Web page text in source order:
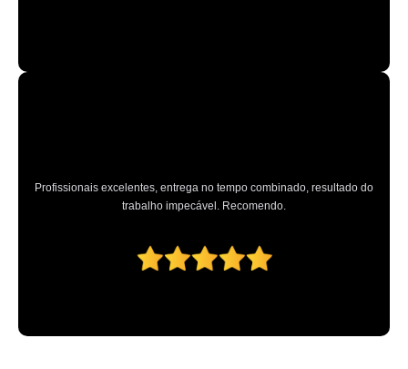
Profissionais excelentes, entrega no tempo combinado, resultado do
trabalho impecável. Recomendo.